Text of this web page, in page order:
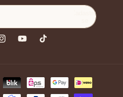
Cadastre-
YouTubeTikTok